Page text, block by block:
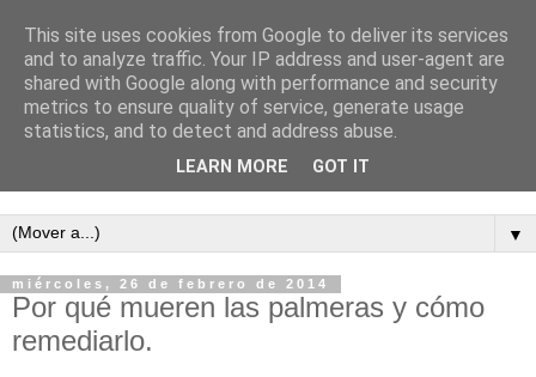
Semanario independiente de Calañas
▼
miércoles, 26 de febrero de 2014
Por qué mueren las palmeras y cómo
remediarlo.
This site uses cookies from Google to deliver its services
and to analyze traffic. Your IP address and user-agent are
shared with Google along with performance and security
metrics to ensure quality of service, generate usage
statistics, and to detect and address abuse.
LEARN MORE GOT IT